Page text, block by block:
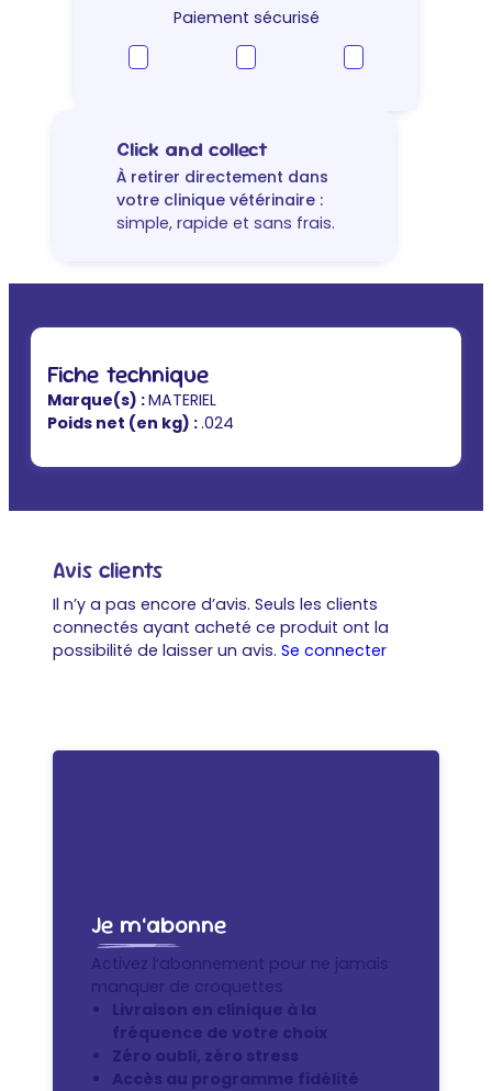
Paiement sécurisé
Click and collect
À retirer directement dans
votre clinique vétérinaire :
simple, rapide et sans frais.
Fiche technique
Marque(s) :MATERIEL
Poids net (en kg) :.024
Avis clients
Il n’y a pas encore d’avis. Seuls les clients
connectés ayant acheté ce produit ont la
possibilité de laisser un avis. Se connecter
Je m’abonne
Activez l’abonnement pour ne jamais
manquer de croquettes
Livraison en clinique à la
fréquence de votre choix
Zéro oubli, zéro stress
Accès au programme fidélité